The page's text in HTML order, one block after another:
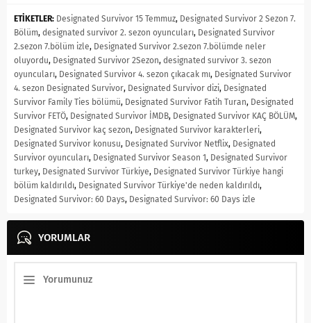
ETİKETLER: Designated Survivor 15 Temmuz, Designated Survivor 2 Sezon 7.
Bölüm, designated survivor 2. sezon oyuncuları, Designated Survivor
2.sezon 7.bölüm izle, Designated Survivor 2.sezon 7.bölümde neler
oluyordu, Designated Survivor 2Sezon, designated survivor 3. sezon
oyuncuları, Designated Survivor 4. sezon çıkacak mı, Designated Survivor
4. sezon Designated Survivor, Designated Survivor dizi, Designated
Survivor Family Ties bölümü, Designated Survivor Fatih Turan, Designated
Survivor FETÖ, Designated Survivor İMDB, Designated Survivor KAÇ BÖLÜM,
Designated Survivor kaç sezon, Designated Survivor karakterleri,
Designated Survivor konusu, Designated Survivor Netflix, Designated
Survivor oyuncuları, Designated Survivor Season 1, Designated Survivor
turkey, Designated Survivor Türkiye, Designated Survivor Türkiye hangi
bölüm kaldırıldı, Designated Survivor Türkiye'de neden kaldırıldı,
Designated Survivor: 60 Days, Designated Survivor: 60 Days izle
YORUMLAR